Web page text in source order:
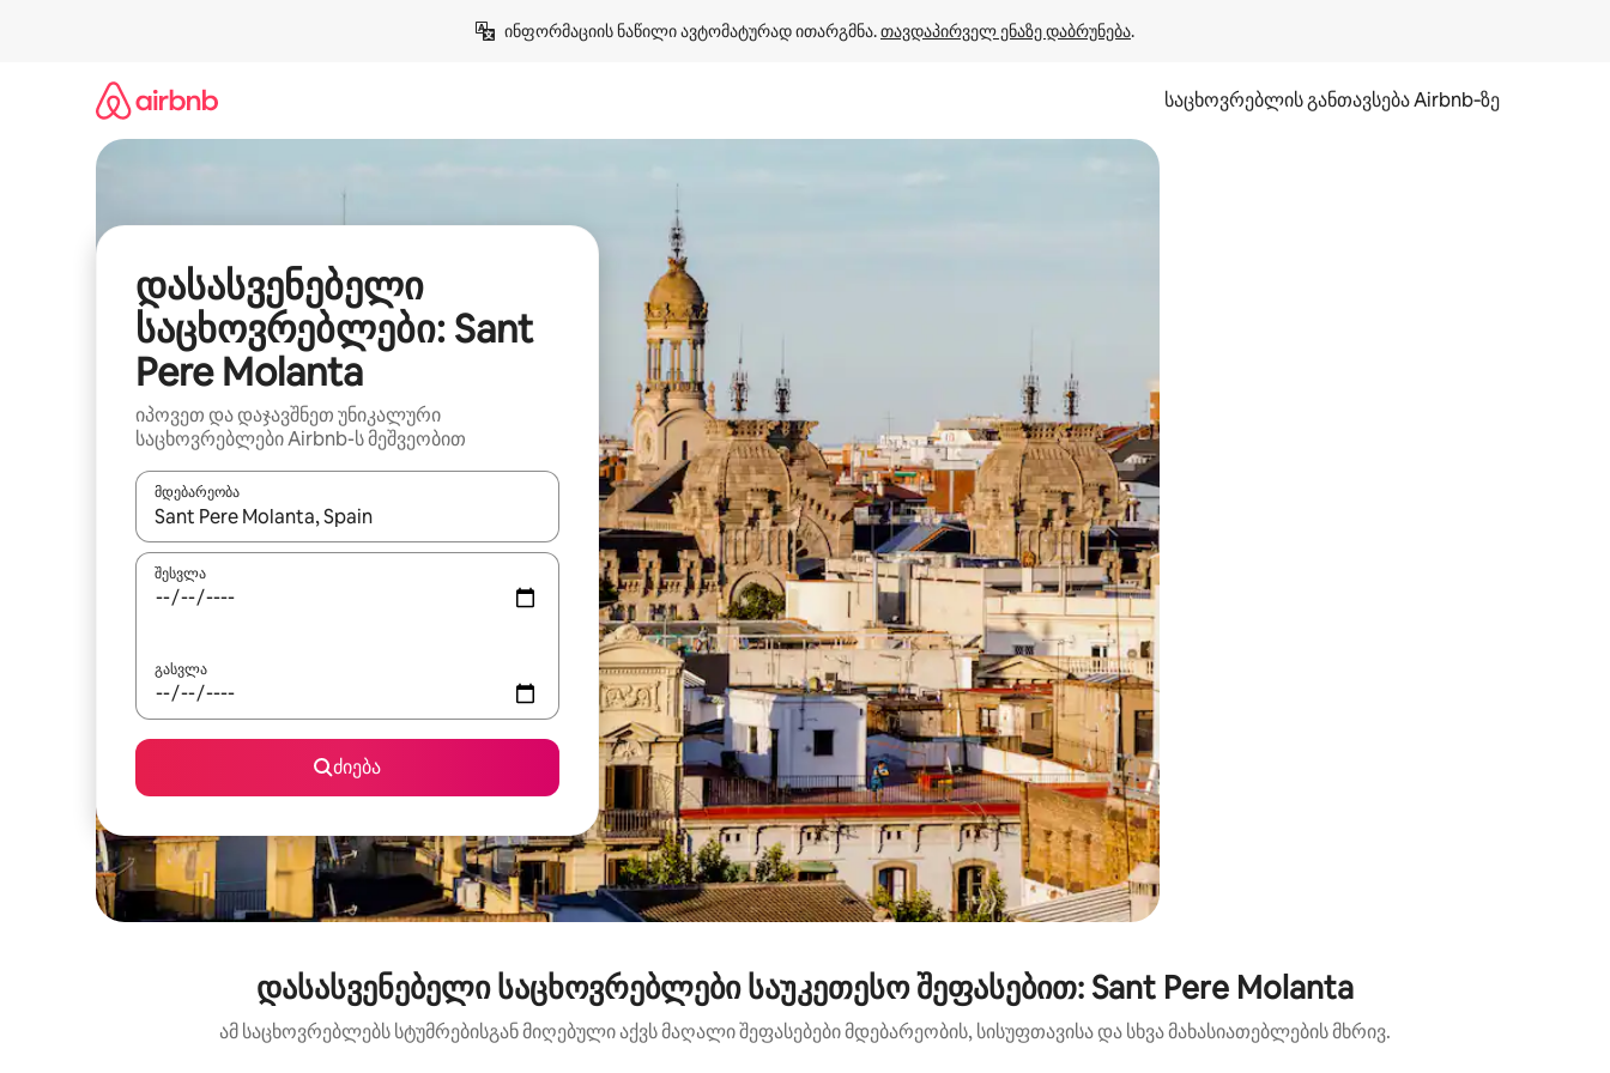
ინფორმაციის ნაწილი ავტომატურად ითარგმნა. თავდაპირველ ენაზე დაბრუნება.
საცხოვრებლის განთავსება Airbnb‑ზე
დასასვენებელი
საცხოვრებლები: Sant
Pere Molanta
იპოვეთ და დაჯავშნეთ უნიკალური
საცხოვრებლები Airbnb-ს მეშვეობით
მდებარეობა
როცა შედეგები ხელმისაწვდომი გახდება, ნავიგაციისთვის გამოიყენეთ კლავიშები ზემოთ/ქვემოთ მიმართული ისრებით ან შეხებისა თუ თითის გასმის ჟესტები.
შესვლა
გასვლა
ძიება
დასასვენებელი საცხოვრებლები საუკეთესო შეფასებით: Sant Pere Molanta
ამ საცხოვრებლებს სტუმრებისგან მიღებული აქვს მაღალი შეფასებები მდებარეობის, სისუფთავისა და სხვა მახასიათებლების მხრივ.